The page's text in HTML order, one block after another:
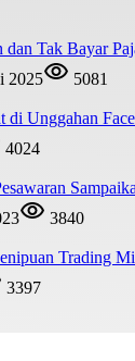
Tak Bayar
2025
5081
di Unggahan
4024
3840
Trading
3397